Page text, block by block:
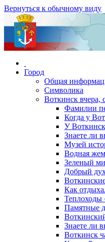
Вернуться к обычному виду
Город
Общая
Символика
Воткинск вчера,
Фамилии
Когда у
У
Знаете ли
Музей
Водная
Зеленый
Добрый
Как
Теплоходы
Памятные
Знаете ли
Воткинск